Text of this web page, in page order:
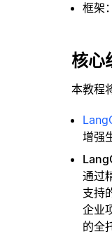
框架
核心
本教程
增强
通过
支持
企业
的全